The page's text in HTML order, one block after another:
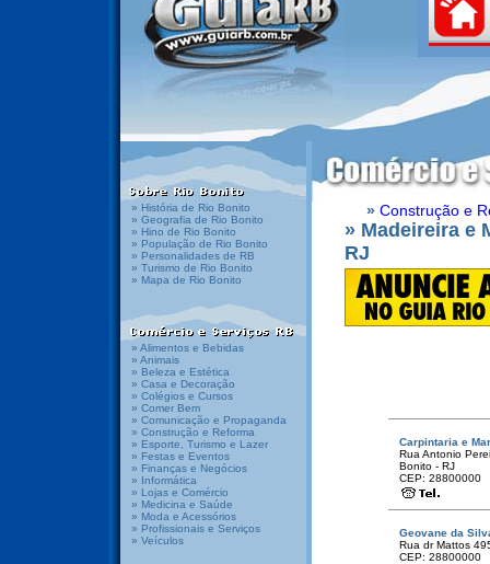
» História de Rio Bonito
» Geografia de Rio Bonito
» Hino de Rio Bonito
» População de Rio Bonito
» Personalidades de RB
» Turismo de Rio Bonito
» Mapa de Rio Bonito
» Alimentos e Bebidas
» Animais
» Beleza e Estética
» Casa e Decoração
» Colégios e Cursos
» Comer Bem
» Comunicação e Propaganda
» Construção e Reforma
» Esporte, Turismo e Lazer
» Festas e Eventos
» Finanças e Negócios
» Informática
» Lojas e Comércio
» Medicina e Saúde
» Moda e Acessórios
» Profissionais e Serviços
» Veículos
» Construção e
» Madeireira e
RJ
Carpintaria e
Rua Antonio
Bonito - RJ
CEP: 28800000
Geovane da
Rua dr Mattos
CEP: 28800000